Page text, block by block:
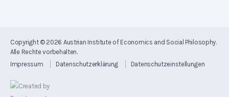
Copyright © 2026 Austrian Institute of Economics and Social Philosophy.
Alle Rechte vorbehalten.
Impressum
Datenschutzerklärung Datenschutzeinstellungen